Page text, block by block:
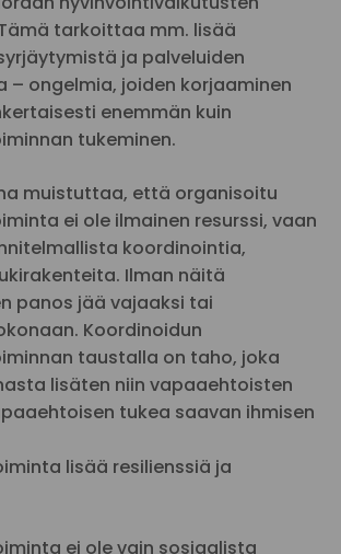
tarkoittaa mm. lisää
ja palveluiden
– ongelmia, joiden korjaaminen
enemmän kuin
tukeminen.
muistuttaa, että organisoitu
ei ole ilmainen resurssi, vaan
koordinointia,
Ilman näitä
panos jää vajaaksi tai
Koordinoidun
taustalla on taho, joka
lisäten niin vapaaehtoisten
tukea saavan ihmisen
lisää resilienssiä ja
ei ole vain sosiaalista